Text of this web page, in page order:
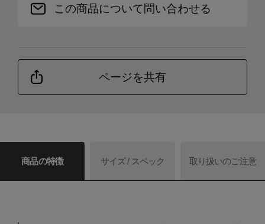
この商品について問い合わせる
ページを共有
商品の特徴 サイズ / スペック 取り扱いのご注意